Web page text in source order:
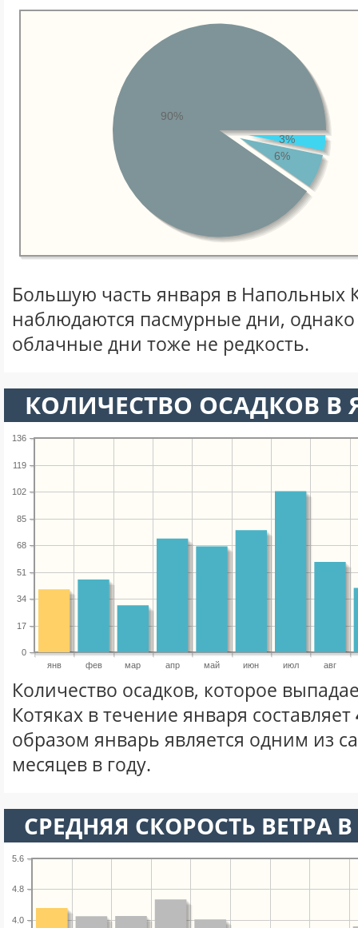
3%
6%
90%
Большую часть января в Напольных
наблюдаются пасмурные дни,
облачные дни тоже не редкость.
КОЛИЧЕСТВО ОСАДКОВ В
янв фев мар апр май июн июл авг
0
17
34
51
68
85
102
119
136
Количество осадков, которое
Котяках в течение января составляет
образом январь является одним из
месяцев в году.
СРЕДНЯЯ СКОРОСТЬ ВЕТРА
4.0
4.8
5.6